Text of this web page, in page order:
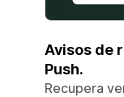
Avisos de
Push.
Recupera